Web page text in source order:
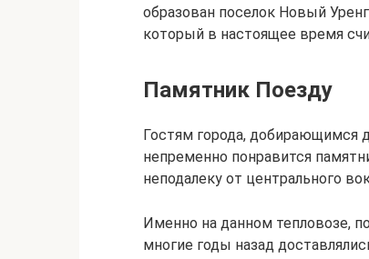
образован поселок Новый
который в настоящее время
Памятник Поезду
Гостям города, добирающимся
непременно понравится
неподалеку от центрального
Именно на данном тепловозе,
многие годы назад